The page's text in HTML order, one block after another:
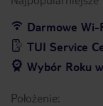
Darmowe Wi-
TUI Service
Wybór Roku
Położenie: